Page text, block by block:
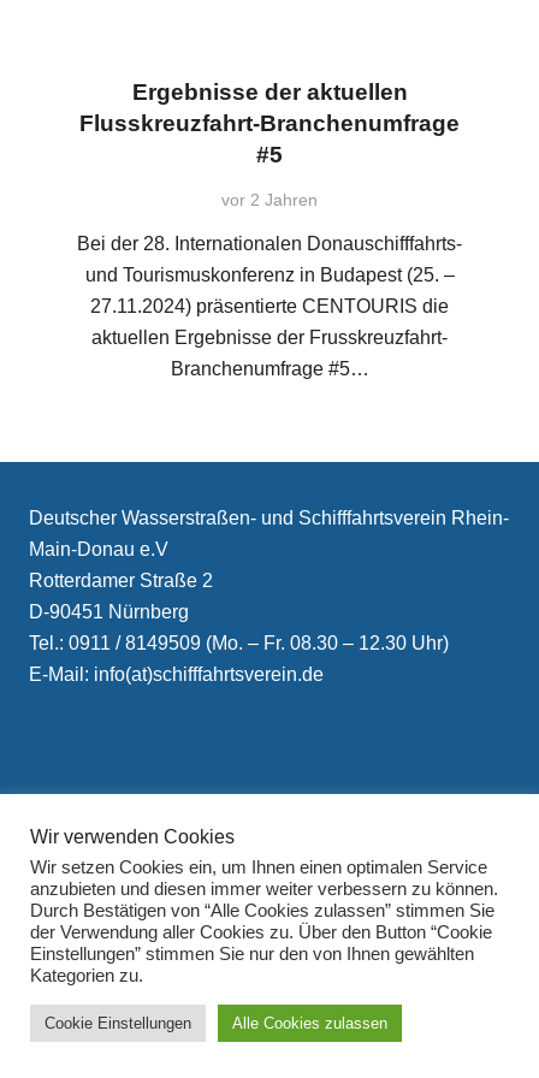
Ergebnisse der aktuellen
Flusskreuzfahrt-Branchenumfrage
#5
vor 2 Jahren
Bei der 28. Internationalen Donauschifffahrts-
und Tourismuskonferenz in Budapest (25. –
27.11.2024) präsentierte CENTOURIS die
aktuellen Ergebnisse der Frusskreuzfahrt-
Branchenumfrage #5…
Deutscher Wasserstraßen- und Schifffahrtsverein Rhein-
Main-Donau e.V
Rotterdamer Straße 2
D-90451 Nürnberg
Tel.: 0911 / 8149509 (Mo. – Fr. 08.30 – 12.30 Uhr)
E-Mail: info(at)schifffahrtsverein.de
Impressum
Datenschutzerklärung
Wir verwenden Cookies
Wir setzen Cookies ein, um Ihnen einen optimalen Service
anzubieten und diesen immer weiter verbessern zu können.
Durch Bestätigen von “Alle Cookies zulassen” stimmen Sie
der Verwendung aller Cookies zu. Über den Button “Cookie
Einstellungen” stimmen Sie nur den von Ihnen gewählten
Kategorien zu.
Cookie Einstellungen Alle Cookies zulassen